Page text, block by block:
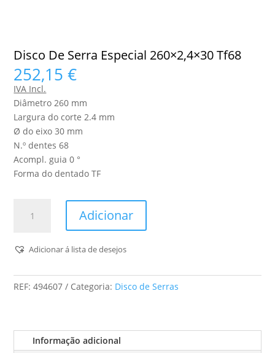
Disco De Serra Especial 260×2,4×30 Tf68
252,15€
IVA Incl.
Diâmetro 260 mm
Largura do corte 2.4 mm
Ø do eixo 30 mm
N.º dentes 68
Acompl. guia 0 °
Forma do dentado TF
De
Especial
260x2,4x30
Adicionar
Adicionar á lista de desejos
REF:494607 Categoria: Disco de Serras
Informação adicional